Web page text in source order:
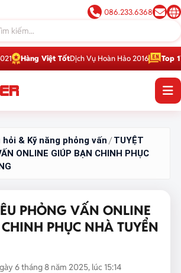
086.233.6368
TốtDịch Vụ Hoàn Hảo 2016 Top 1Thương
hỏi & Kỹ năng phỏng vấn /TUYỆT
ONLINE GIÚP BẠN CHINH PHỤC
PHỎNG VẤN ONLINE
PHỤC NHÀ TUYỂN
6 tháng 8 năm 2025, lúc 15:14